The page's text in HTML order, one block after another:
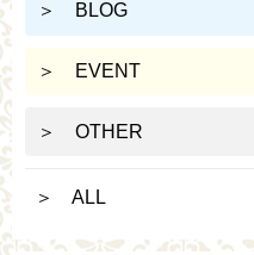
＞ BLOG
＞ EVENT
＞ OTHER
＞ ALL